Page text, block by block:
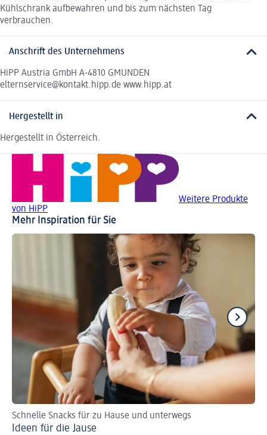
Kühlschrank aufbewahren und bis zum nächsten Tag
verbrauchen.
Anschrift des Unternehmens
HiPP Austria GmbH A-4810 GMUNDEN
elternservice@kontakt.hipp.de www.hipp.at
Hergestellt in
Hergestellt in Österreich.
Weitere Produkte
von HiPP
Mehr Inspiration für Sie
Schnelle Snacks für zu Hause und unterwegs
Ideen für die Jause